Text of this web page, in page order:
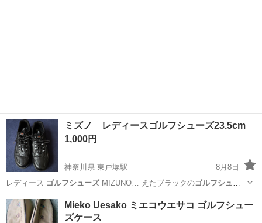
ミズノ レディースゴルフシューズ23.5cm
1,000円
神奈川県 東戸塚駅
8月8日
レディース ゴルフシューズMIZUNO… えたブラックのゴルフシュー
ズ。3Eでゆった…
神奈川 横浜市
Mieko Uesako ミエコウエサコ ゴルフシュー
ズケース